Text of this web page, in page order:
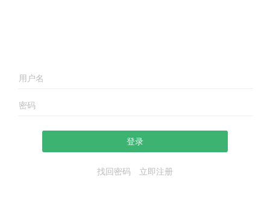
登录
找回密码 立即注册